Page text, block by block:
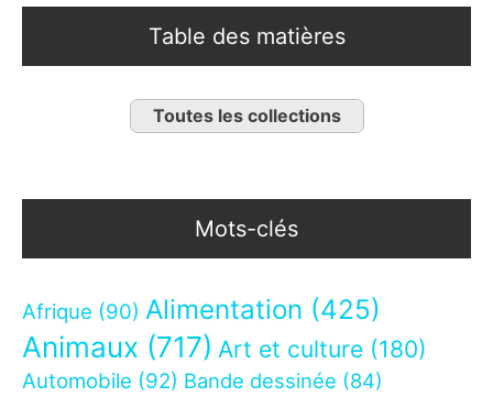
Table des matières
Toutes les collections
Mots-clés
Afrique (90) Alimentation (425)
Animaux (717) Art et culture (180)
Automobile (92) Bande dessinée (84)